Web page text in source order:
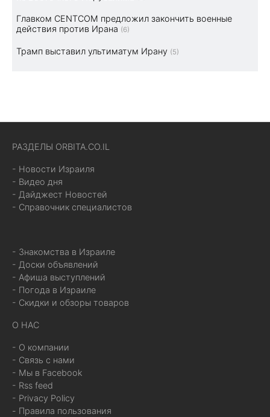
Главком CENTCOM предложил закончить военные
действия против Ирана (6)
Трамп выставил ультиматум Ирану (5)
РАЗДЕЛЫ ORBITA.CO.IL
- Новости Израиля
- Видео дня
- Дайджест Новостей
- Справочник специалистов
- Знакомства в Израиле
- Доски объявлений
- Афиша выступлений
- Погода в Израиле
- Скидки и обзоры товаров
О НАС
- О компании
- Связь с нами
- Мы в Facebook
- Rss feed
- Privacy Policy
- Правила пользования